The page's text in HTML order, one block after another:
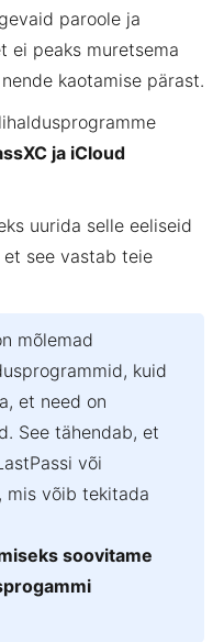
paroole ja
ei peaks muretsema
kaotamise pärast.
ja iCloud
uurida selle eeliseid
see vastab teie
mõlemad
kuid
et need on
See tähendab, et
või
mis võib tekitada
soovitame